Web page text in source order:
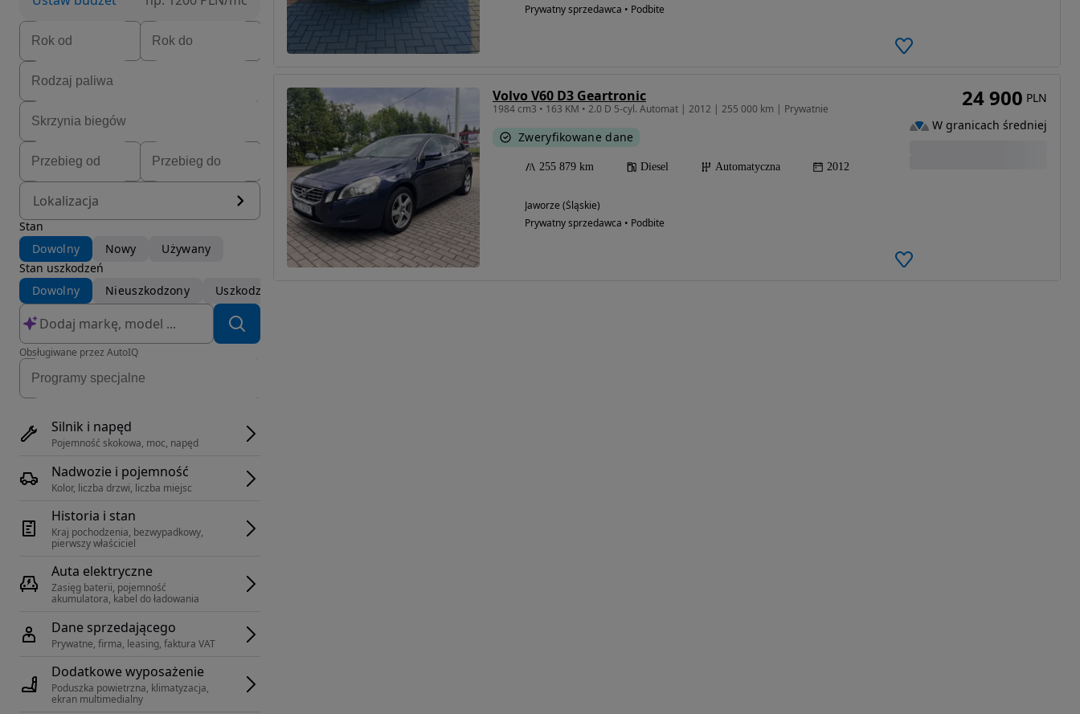
Lokalizacja
Stan
Dowolny
Nowy
Używany
Stan uszkodzeń
Dowolny
Nieuszkodzony Uszkodzony
Obsługiwane przez AutoIQ
Silnik i napęd
Pojemność skokowa, moc, napęd
Nadwozie i pojemność
Kolor, liczba drzwi, liczba miejsc
Historia i stan
Kraj pochodzenia, bezwypadkowy,
pierwszy właściciel
Auta elektryczne
Zasięg baterii, pojemność
akumulatora, kabel do ładowania
Dane sprzedającego
Prywatne, firma, leasing, faktura VAT
Dodatkowe wyposażenie
Poduszka powietrzna, klimatyzacja,
ekran multimedialny
Prywatny sprzedawca • Podbite
Volvo V60 D3 Geartronic
1984 cm3 • 163 KM • 2.0 D 5-cyl. Automat | 2012 | 255 000 km | Prywatnie
Zweryfikowane dane
255 879 km Diesel Automatyczna 2012
Jaworze (Śląskie)
Prywatny sprzedawca • Podbite
24 900 PLN
W granicach średniej